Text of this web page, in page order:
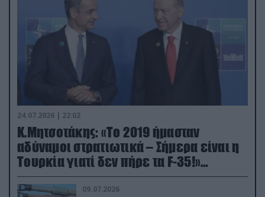
24.07.2026 | 22:02
Κ.Μητσοτάκης: «Το 2019 ήμασταν
αδύναμοι στρατιωτικά – Σήμερα είναι η
Τουρκία γιατί δεν πήρε τα F-35!»
(βίντεο)
09.07.2026